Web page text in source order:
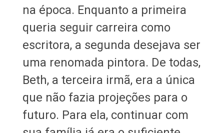
na época. Enquanto a primeira
queria seguir carreira como
escritora, a segunda desejava ser
uma renomada pintora. De todas,
Beth, a terceira irmã, era a única
que não fazia projeções para o
futuro. Para ela, continuar com